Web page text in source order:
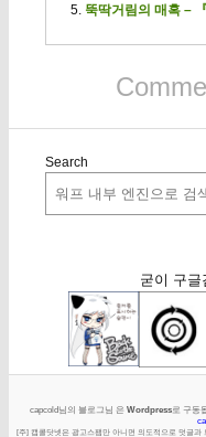
뚝딱거림의 매혹 –
Search
굳이 구글
capcold님의 블로그님 은 Wordpress로 구동
[주] 캡콜닷넷은 광고스팸만 아니면 의도적으로 덧글